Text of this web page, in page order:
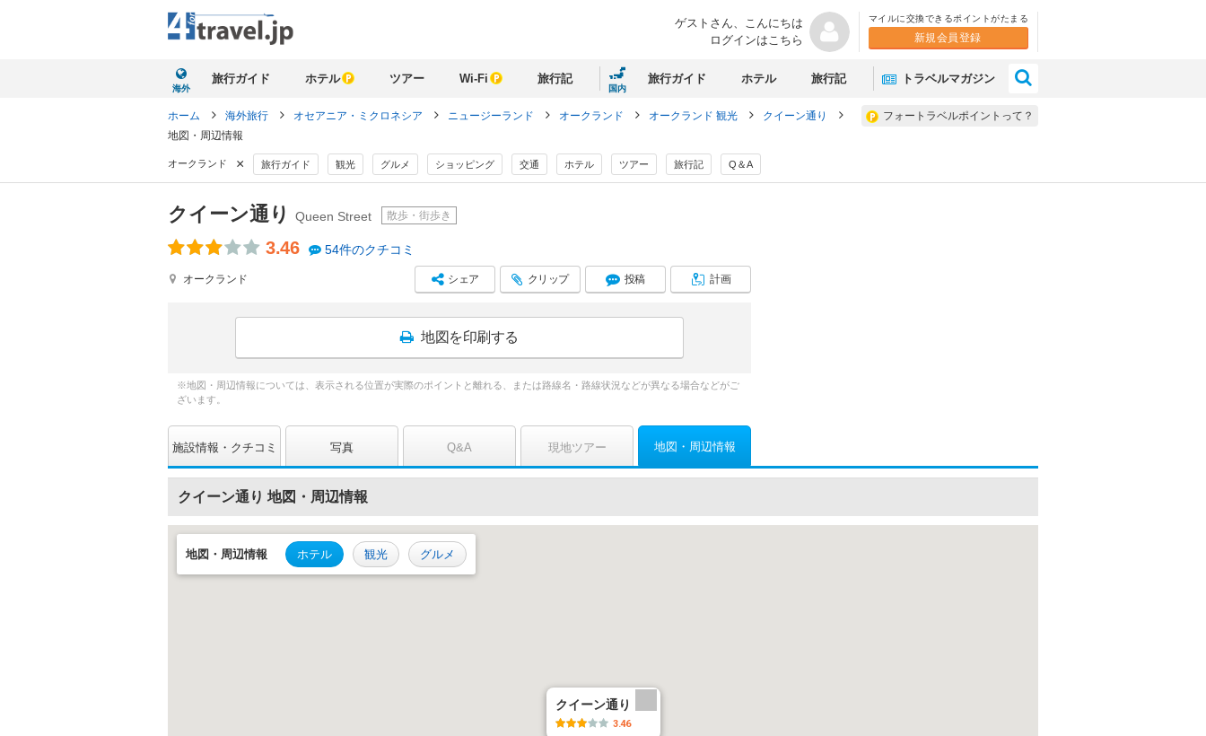
ゲストさん、 こんにちは
ログインはこちら
マイルに交換できるポイントがたまる
新規会員登録
海外
旅行ガイド ホテル ツアー Wi-Fi 旅行記
国内
旅行ガイド ホテル 旅行記 トラベルマガジン
フォートラベルポイントって？
ホーム 海外旅行 オセアニア・ミクロネシア ニュージーランド オークランド オークランド 観光
クイーン通り
地図・周辺情報
オークランド × 旅行ガイド 観光 グルメ ショッピング 交通 ホテル ツアー 旅行記 Q＆A
クイーン通り Queen Street 散歩・街歩き
3.46 54件のクチコミ
オークランド シェア クリップ 投稿 計画
地図を印刷する
※地図・周辺情報については、表示される位置が実際のポイントと離れる、または路線名・路線状況などが異なる場合などがご
ざいます。
施設情報 クチコミ 写真 Q&A 現地ツアー 地図 周辺情報
クイーン通り 地図・周辺情報
クイーン通り
3.46
地図・ 周辺情報 ホテル 観光 グルメ